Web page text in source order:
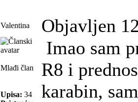
Valentina Objavljen
Mlađi član
Upisa: 34
Imao sam
R8 i
karabin,